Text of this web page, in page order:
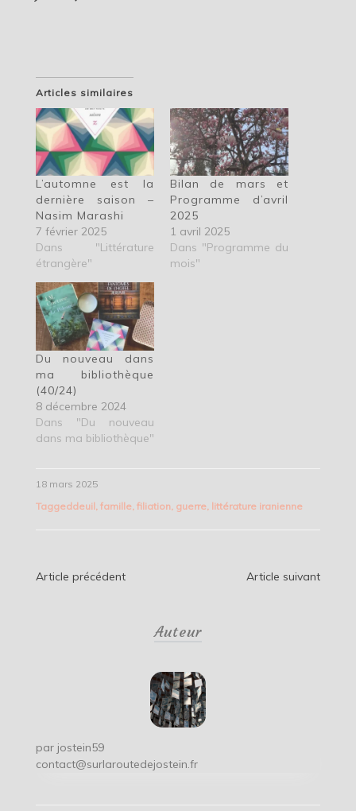
Articles similaires
L’automne est la
dernière saison –
Nasim Marashi
7 février 2025
Dans "Littérature
étrangère"
Bilan de mars et
Programme d’avril
2025
1 avril 2025
Dans "Programme du
mois"
Du nouveau dans
ma bibliothèque
(40/24)
8 décembre 2024
Dans "Du nouveau
dans ma bibliothèque"
18 mars 2025
Taggeddeuil, famille, filiation, guerre, littérature iranienne
Navigation
Article précédent Article suivant
Auteur
par jostein59
contact@surlaroutedejostein.fr